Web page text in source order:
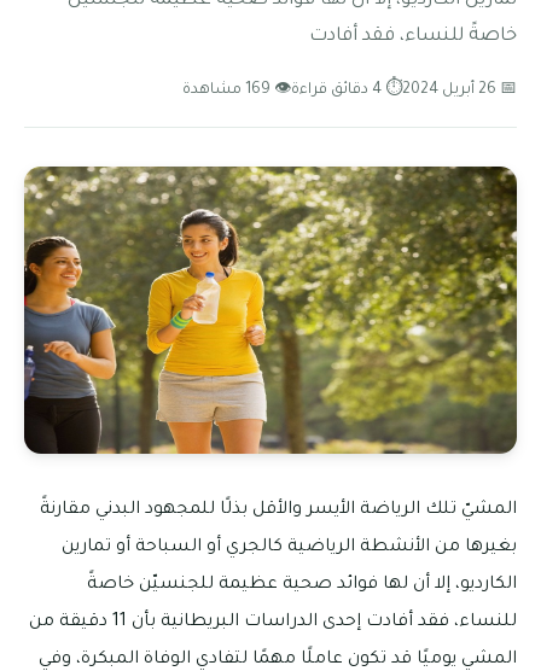
خاصةً للنساء، فقد أفادت
📅 26 أبريل 2024 ⏱ 4 دقائق قراءة 👁 169 مشاهدة
المشيّ تلك الرياضة الأيسر والأقل بذلًا للمجهود البدني مقارنةً
بغيرها من الأنشطة الرياضية كالجري أو السباحة أو تمارين
الكارديو، إلا أن لها فوائد صحية عظيمة للجنسيّن خاصةً
للنساء، فقد أفادت إحدى الدراسات البريطانية بأن 11 دقيقة من
المشي يوميًا قد تكون عاملًا مهمًا لتفادي الوفاة المبكرة، وفي